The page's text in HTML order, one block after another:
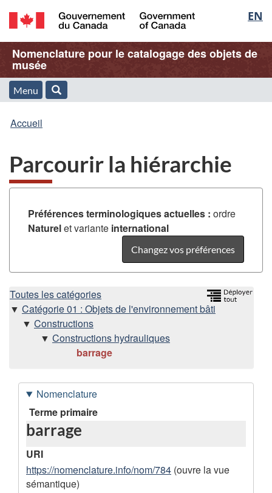
Passer
au
contenu
principal
Passer
à
« À
propos
application
Passer
à
la
version
de
la
EN
/
Government
of
Canada
Nom
de
l'application
Web
Nomenclature pour le catalogage des objets de
musée
Menu
et
Menu
Vous
ici
Accueil
Parcourir la hiérarchie
Préférences terminologiques actuelles : ordre
Naturelet variante international
Changez vos préférences
H
Toutes les catégories
Catégorie 01 : Objets de l'environnement bâti
Constructions
Constructions hydrauliques
barrage
Nomenclature
D
o
n
n
Terme primaire
barrage
URI
https://nomenclature.info/nom/784 (ouvre la vue
sémantique)